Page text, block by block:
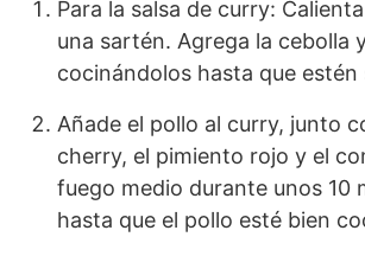
Para la salsa de curry:
una sartén. Agrega la cebolla
cocinándolos hasta que estén
Añade el pollo al curry, junto
cherry, el pimiento rojo y el
fuego medio durante unos 10
hasta que el pollo esté bien